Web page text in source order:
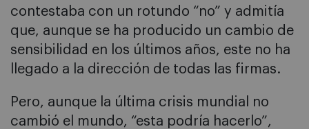
contestaba con un rotundo “no” y admitía
que, aunque se ha producido un cambio de
sensibilidad en los últimos años, este no ha
llegado a la dirección de todas las firmas.
Pero, aunque la última crisis mundial no
cambió el mundo, “esta podría hacerlo”,